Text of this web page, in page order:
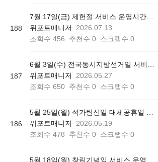
188
위포트매니저
2026.07.13
조회수 456 추천수 0 스크랩수 0
187
위포트매니저
2026.05.27
조회수 650 추천수 0 스크랩수 0
186
위포트매니저
2026.05.19
조회수 478 추천수 0 스크랩수 0